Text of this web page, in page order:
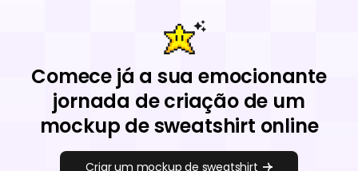
Comece já a sua emocionante
jornada de criação de um
mockup de sweatshirt online
Criar um mockup de sweatshirt